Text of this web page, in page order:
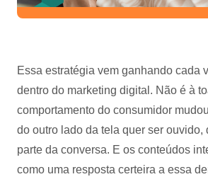
Essa estratégia vem ganhando cada
dentro do marketing digital. Não é à
comportamento do consumidor
do outro lado da tela quer ser ouvido,
parte da conversa. E os conteúdos
como uma resposta certeira a essa